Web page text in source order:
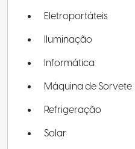
Eletroportáteis
Iluminação
Informática
Máquina de Sorvete
Refrigeração
Solar